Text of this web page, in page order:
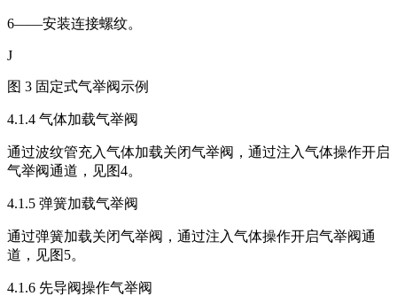
6——安装连接螺纹。
J
图 3 固定式气举阀示例
4.1.4 气体加载气举阀
通过波纹管充入气体加载关闭气举阀，通过注入气体操作开启
气举阀通道，见图4。
4.1.5 弹簧加载气举阀
通过弹簧加载关闭气举阀，通过注入气体操作开启气举阀通
道，见图5。
4.1.6 先导阀操作气举阀